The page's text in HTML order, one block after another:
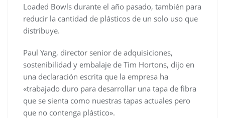
Loaded Bowls durante el año pasado, también para
reducir la cantidad de plásticos de un solo uso que
distribuye.
Paul Yang, director senior de adquisiciones,
sostenibilidad y embalaje de Tim Hortons, dijo en
una declaración escrita que la empresa ha
«trabajado duro para desarrollar una tapa de fibra
que se sienta como nuestras tapas actuales pero
que no contenga plástico».